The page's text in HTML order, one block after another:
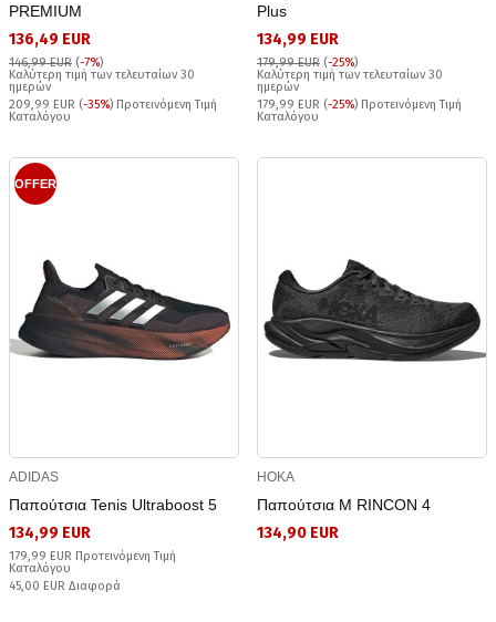
PREMIUM
136,49 EUR
146,99 EUR (-7%)
Καλύτερη τιμή των τελευταίων 30
ημερών
209,99 EUR (-35%) Προτεινόμενη Τιμή
Καταλόγου
Plus
134,99 EUR
179,99 EUR (-25%)
Καλύτερη τιμή των τελευταίων 30
ημερών
179,99 EUR (-25%) Προτεινόμενη Τιμή
Καταλόγου
OFFER
ADIDAS
Παπούτσια Tenis Ultraboost 5
134,99 EUR
179,99 EUR Προτεινόμενη Τιμή
Καταλόγου
45,00 EUR Διαφορά
HOKA
Παπούτσια M RINCON 4
134,90 EUR